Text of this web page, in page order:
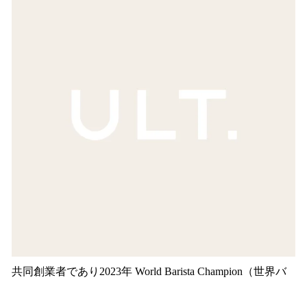
共同創業者であり2023年 World Barista Champion（世界バ